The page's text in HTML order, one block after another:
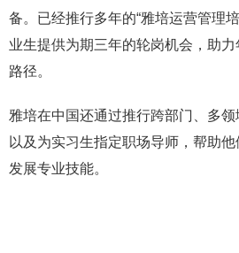
备。已经推行多年的“雅培运营管理
业生提供为期三年的轮岗机会，助
路径。
雅培在中国还通过推行跨部门、多领
以及为实习生指定职场导师，帮助
发展专业技能。